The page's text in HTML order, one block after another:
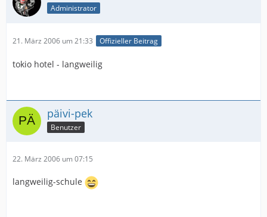
Administrator
21. März 2006 um 21:33 Offizieller Beitrag
tokio hotel - langweilig
päivi-pek
Benutzer
22. März 2006 um 07:15
langweilig-schule